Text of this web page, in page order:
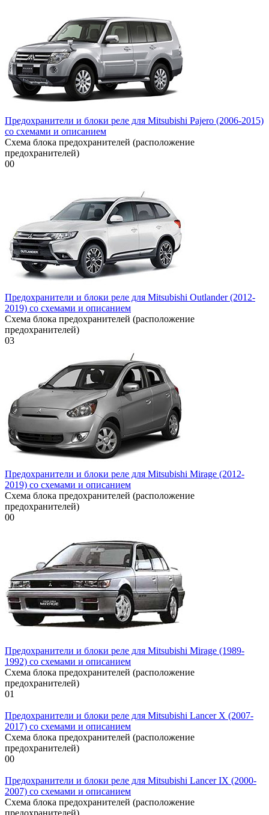
Предохранители и блоки реле для Mitsubishi Pajero (2006-2015)
со схемами и описанием
Схема блока предохранителей (расположение
предохранителей)
00
Предохранители и блоки реле для Mitsubishi Outlander (2012-
2019) со схемами и описанием
Схема блока предохранителей (расположение
предохранителей)
03
Предохранители и блоки реле для Mitsubishi Mirage (2012-
2019) со схемами и описанием
Схема блока предохранителей (расположение
предохранителей)
00
Предохранители и блоки реле для Mitsubishi Mirage (1989-
1992) со схемами и описанием
Схема блока предохранителей (расположение
предохранителей)
01
Предохранители и блоки реле для Mitsubishi Lancer X (2007-
2017) со схемами и описанием
Схема блока предохранителей (расположение
предохранителей)
00
Предохранители и блоки реле для Mitsubishi Lancer IX (2000-
2007) со схемами и описанием
Схема блока предохранителей (расположение